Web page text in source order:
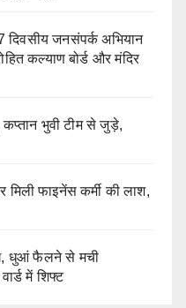
दिवसीय जनसंपर्क अभियान
कल्याण बोर्ड और मंदिर
भुवी टीम से जुड़े,
फाइनेंस कर्मी की लाश,
धुआं फैलने से मची
में शिफ्ट